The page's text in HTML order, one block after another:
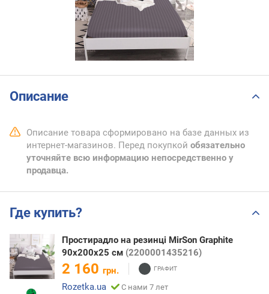
Описание
Описание товара сформировано на базе данных из
интернет-магазинов. Перед покупкой обязательно
уточняйте всю информацию непосредственно у
продавца.
Где купить?
Простирадло на резинці MirSon Graphite
90x200х25 см (2200001435216)
2 160 грн.
Rozetka.ua
С нами 7 лет